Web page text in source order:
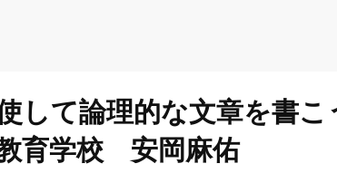
て論理的な文章を書こ
育学校 安岡麻佑